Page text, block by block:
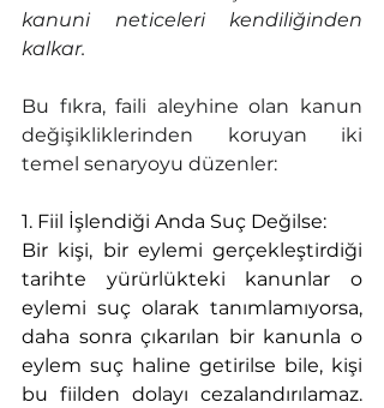
kanuni neticeleri kendiliğinden
kalkar.
Bu fıkra, faili aleyhine olan kanun
değişikliklerinden koruyan iki
temel senaryoyu düzenler:
1. Fiil İşlendiği Anda Suç Değilse:
Bir kişi, bir eylemi gerçekleştirdiği
tarihte yürürlükteki kanunlar o
eylemi suç olarak tanımlamıyorsa,
daha sonra çıkarılan bir kanunla o
eylem suç haline getirilse bile, kişi
bu fiilden dolayı cezalandırılamaz.